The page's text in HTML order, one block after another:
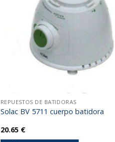
REPUESTOS DE BATIDORAS
Solac BV 5711 cuerpo batidora
20.65 €